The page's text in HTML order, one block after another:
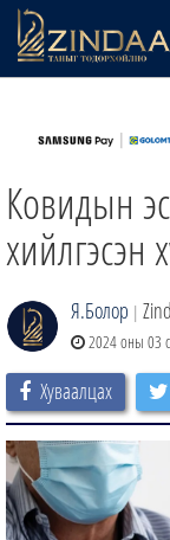
ТВ8
ӨГЛӨӨНИЙ СОНИН
АУДИО ЗОХИОЛ
Ковидын
хийлгэсэн
Я.Болор |
2024 оны 03
Хуваалцах